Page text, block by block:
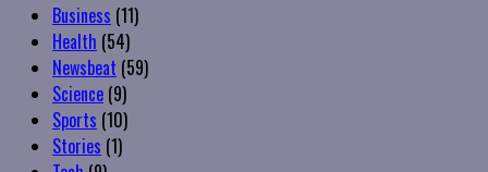
Business (11)
Health (54)
Newsbeat (59)
Science (9)
Sports (10)
Stories (1)